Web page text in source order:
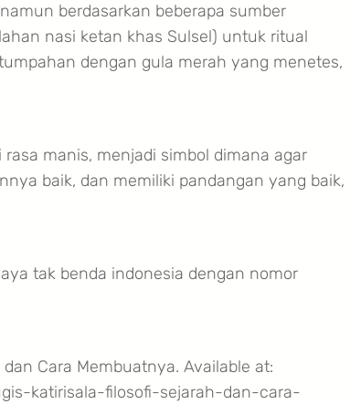
berdasarkan beberapa sumber
nasi ketan khas Sulsel) untuk ritual
dengan gula merah yang menetes,
manis, menjadi simbol dimana agar
baik, dan memiliki pandangan yang baik,
tak benda indonesia dengan nomor
Cara Membuatnya. Available at:
katirisala-filosofi-sejarah-dan-cara-